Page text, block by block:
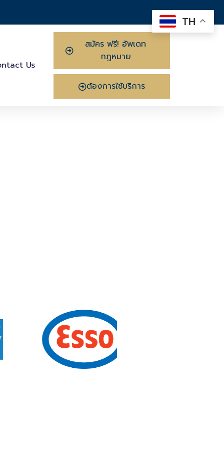
Us
สมัคร ฟรี! อัพเดท
กฎหมาย
ต้องการใช้บริการ
TH